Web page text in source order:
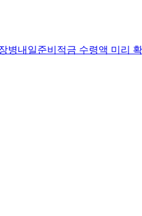
병내일준비적금 수령액 미리